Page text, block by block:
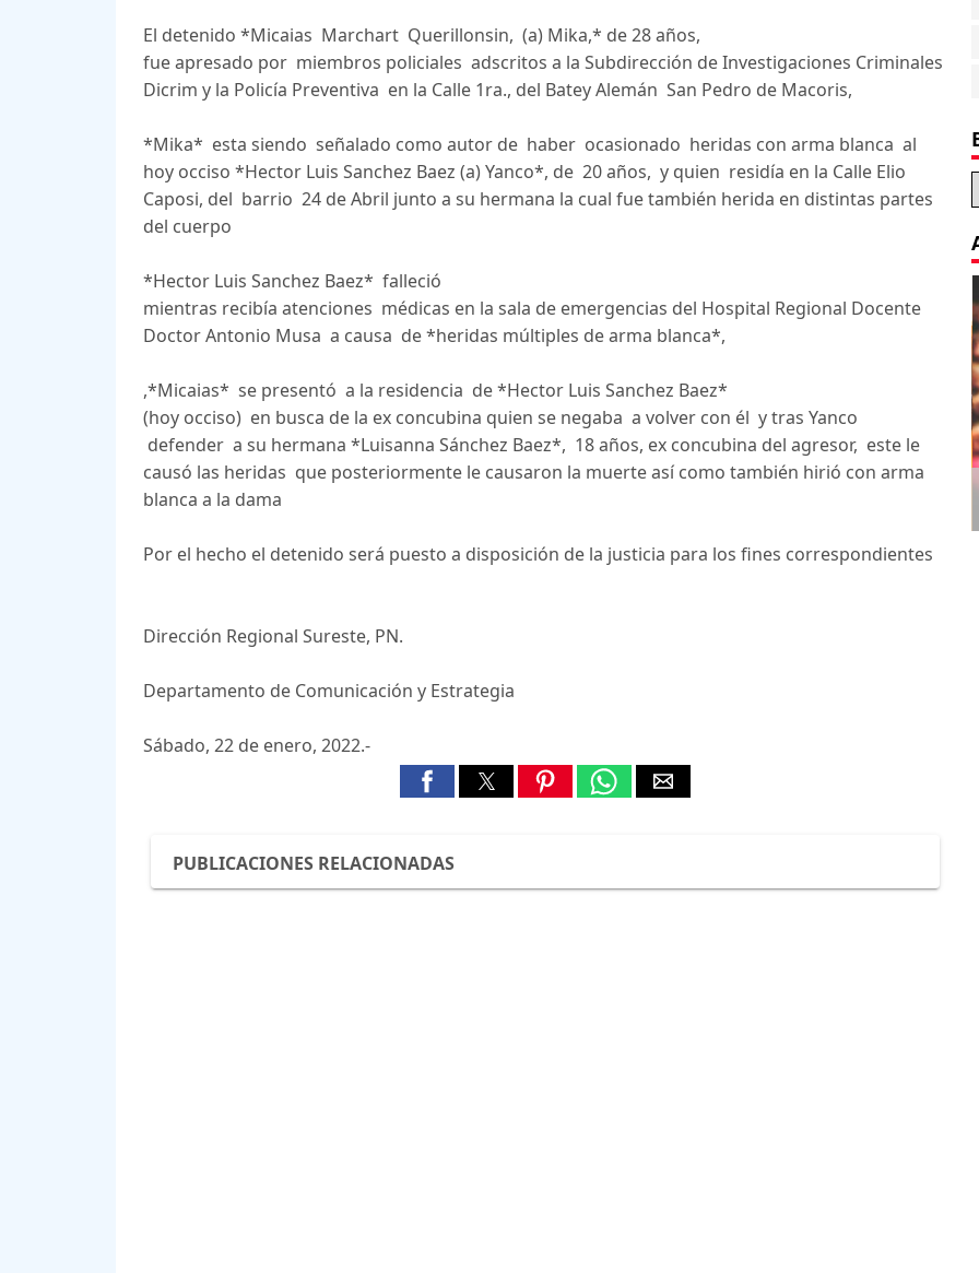
El detenido *Micaias Marchart Querillonsin, (a) Mika,* de 28 años,
fue apresado por miembros policiales adscritos a la Subdirección de Investigaciones Criminales
Dicrim y la Policía Preventiva en la Calle 1ra., del Batey Alemán San Pedro de Macoris,
*Mika* esta siendo señalado como autor de haber ocasionado heridas con arma blanca al
hoy occiso *Hector Luis Sanchez Baez (a) Yanco*, de 20 años, y quien residía en la Calle Elio
Caposi, del barrio 24 de Abril junto a su hermana la cual fue también herida en distintas partes
del cuerpo
*Hector Luis Sanchez Baez* falleció
mientras recibía atenciones médicas en la sala de emergencias del Hospital Regional Docente
Doctor Antonio Musa a causa de *heridas múltiples de arma blanca*,
,*Micaias* se presentó a la residencia de *Hector Luis Sanchez Baez*
(hoy occiso) en busca de la ex concubina quien se negaba a volver con él y tras Yanco
defender a su hermana *Luisanna Sánchez Baez*, 18 años, ex concubina del agresor, este le
causó las heridas que posteriormente le causaron la muerte así como también hirió con arma
blanca a la dama
Por el hecho el detenido será puesto a disposición de la justicia para los fines correspondientes
Dirección Regional Sureste, PN.
Departamento de Comunicación y Estrategia
Sábado, 22 de enero, 2022.-
PUBLICACIONES RELACIONADAS
Decoration Tips for your Child’s